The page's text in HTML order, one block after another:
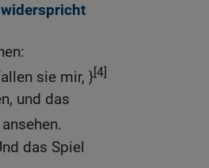
widerspricht
sie mir, }[4]
und das
das Spiel